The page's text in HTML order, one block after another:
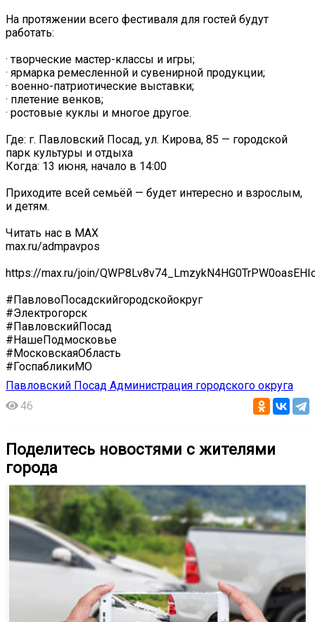
На протяжении всего фестиваля для гостей будут
работать:
· творческие мастер-классы и игры;
· ярмарка ремесленной и сувенирной продукции;
· военно-патриотические выставки;
· плетение венков;
· ростовые куклы и многое другое.
Где: г. Павловский Посад, ул. Кирова, 85 — городской
парк культуры и отдыха
Когда: 13 июня, начало в 14:00
Приходите всей семьёй — будет интересно и взрослым,
и детям.
Читать нас в MAX
max.ru/admpavpos
https://max.ru/join/
#ПавловоПосадскийгородскойокруг
#Электрогорск
#ПавловскийПосад
#НашеПодмосковье
#МосковскаяОбласть
#ГоспабликиМО
Павловский Посад Администрация городского округа
46
Поделитесь новостями с жителями
города